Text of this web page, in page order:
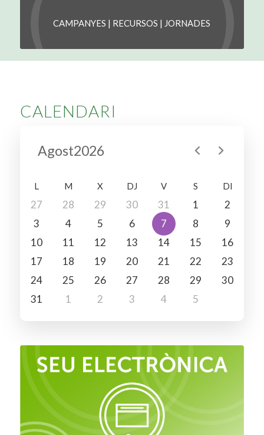
CALENDARI
Agost2026
L M X DJ V S DI
27 28 29 30 31 1
2
3
4 5 6 7 8
9
10
11 12 13 14 15
16
17
18 19 20 21 22
23
24
25 26 27 28 29